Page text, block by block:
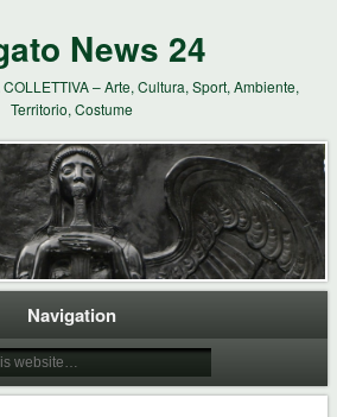
News 24
– Arte, Cultura, Sport, Ambiente,
Territorio, Costume
Navigation